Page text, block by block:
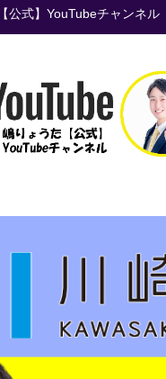
公式】YouTubeチャンネル